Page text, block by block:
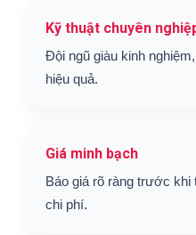
Kỹ thuật chuyên
Đội ngũ giàu kinh
hiệu quả.
Giá minh bạch
Báo giá rõ ràng trước khi
chi phí.